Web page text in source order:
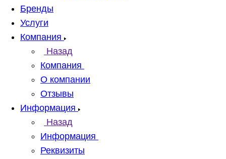
Бренды
Услуги
Компания
Назад
Компания
О компании
Отзывы
Информация
Назад
Информация
Реквизиты